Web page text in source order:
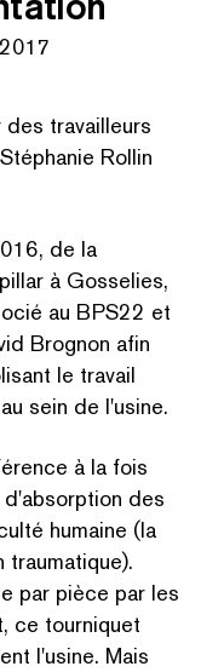
tra­vailleurs
Rollin
de la
à Gosselies,
au BPS22 et
Brognon afin
le travail
sein de l'usine.
à la fois
des
humaine (la
traumatique).
par pièce par les
ce tourniquet
l'usine. Mais